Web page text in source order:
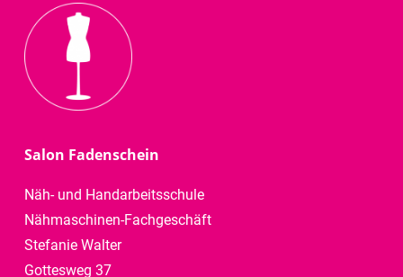
Salon Fadenschein
Näh- und Handarbeitsschule
Nähmaschinen-Fachgeschäft
Stefanie Walter
Gottesweg 37